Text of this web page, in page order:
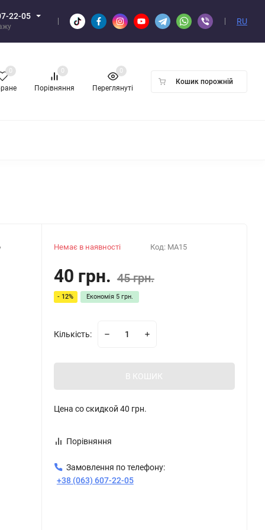
22-05
RU
0
Порівняння
0
Переглянуті
0
Кошик порожній
Немає в наявності Код: MA15
40 грн. 45 грн.
- 12% Економія 5 грн.
Кількість:
В КОШИК
Цена со скидкой 40 грн.
Порівняння
Замовлення по телефону:
+38 (063) 607-22-05